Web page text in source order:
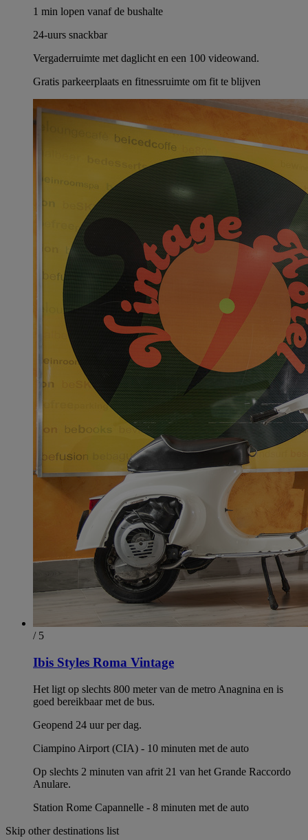
1 min lopen vanaf de bushalte
24-uurs snackbar
Vergaderruimte met daglicht en een 100 videowand.
Gratis parkeerplaats en fitnessruimte om fit te blijven
/ 5
Ibis Styles Roma Vintage
Het ligt op slechts 800 meter van de metro Anagnina en is
goed bereikbaar met de bus.
Geopend 24 uur per dag.
Ciampino Airport (CIA) - 10 minuten met de auto
Op slechts 2 minuten van afrit 21 van het Grande Raccordo
Anulare.
Station Rome Capannelle - 8 minuten met de auto
Skip other destinations list